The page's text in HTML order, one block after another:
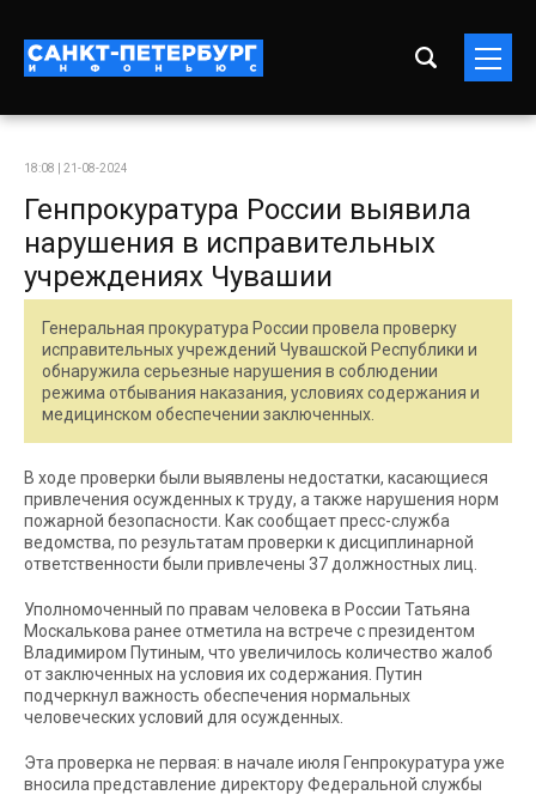
18:08 | 21-08-2024
Генпрокуратура России выявила
нарушения в исправительных
учреждениях Чувашии
Генеральная прокуратура России провела проверку
исправительных учреждений Чувашской Республики и
обнаружила серьезные нарушения в соблюдении
режима отбывания наказания, условиях содержания и
медицинском обеспечении заключенных.
В ходе проверки были выявлены недостатки, касающиеся
привлечения осужденных к труду, а также нарушения норм
пожарной безопасности. Как сообщает пресс-служба
ведомства, по результатам проверки к дисциплинарной
ответственности были привлечены 37 должностных лиц.
Уполномоченный по правам человека в России Татьяна
Москалькова ранее отметила на встрече с президентом
Владимиром Путиным, что увеличилось количество жалоб
от заключенных на условия их содержания. Путин
подчеркнул важность обеспечения нормальных
человеческих условий для осужденных.
Эта проверка не первая: в начале июля Генпрокуратура уже
вносила представление директору Федеральной службы